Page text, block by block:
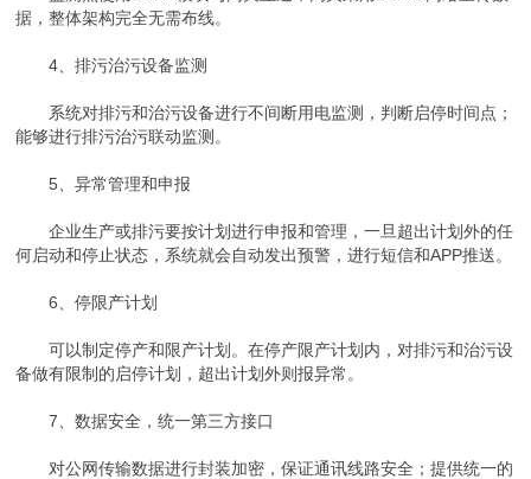
据，整体架构完全无需布线。
4、排污治污设备监测
系统对排污和治污设备进行不间断用电监测，判断启停时间点；
能够进行排污治污联动监测。
5、异常管理和申报
企业生产或排污要按计划进行申报和管理，一旦超出计划外的任
何启动和停止状态，系统就会自动发出预警，进行短信和APP推送。
6、停限产计划
可以制定停产和限产计划。在停产限产计划内，对排污和治污设
备做有限制的启停计划，超出计划外则报异常。
7、数据安全，统一第三方接口
对公网传输数据进行封装加密，保证通讯线路安全；提供统一的